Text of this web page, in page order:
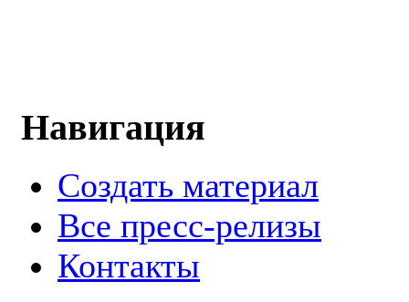
Навигация
Создать материал
Все пресс-релизы
Контакты